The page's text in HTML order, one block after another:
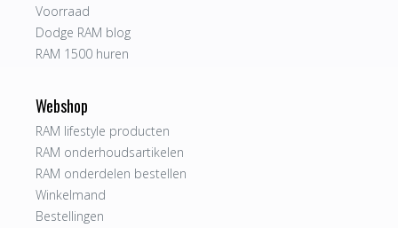
Voorraad
Dodge RAM blog
RAM 1500 huren
Webshop
RAM lifestyle producten
RAM onderhoudsartikelen
RAM onderdelen bestellen
Winkelmand
Bestellingen